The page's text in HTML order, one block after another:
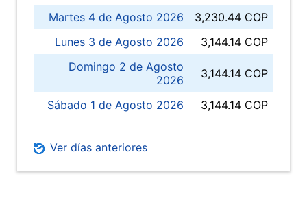
Martes 4 de Agosto 2026
3,230.44 COP
Lunes 3 de Agosto 2026
3,144.14 COP
Domingo 2 de Agosto
2026
3,144.14 COP
Sábado 1 de Agosto 2026 3,144.14 COP
Ver días anteriores